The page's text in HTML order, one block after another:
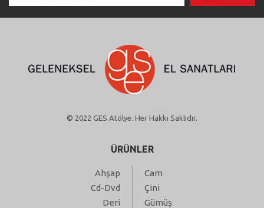
© 2022 GES Atölye. Her Hakkı Saklıdır.
ÜRÜNLER
Ahşap
Cam
Cd-Dvd
Çini
Deri
Gümüş